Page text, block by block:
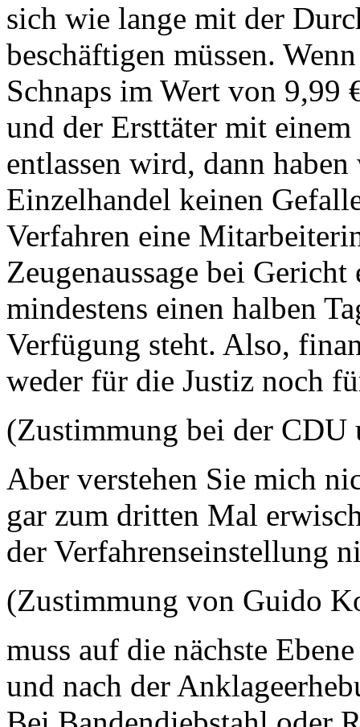
sich wie lange mit der
beschäftigen müssen.
Schnaps im Wert von 9,99
und der Ersttäter mit
entlassen wird, dann
Einzelhandel keinen
Verfahren eine
Zeugenaussage bei
mindestens einen halben
Verfügung steht. Also,
weder für die Justiz noch
(Zustimmung bei der
Aber verstehen Sie mich
gar zum dritten Mal
der Verfahrenseinstellung
(Zustimmung von Guido
muss auf die nächste
und nach der